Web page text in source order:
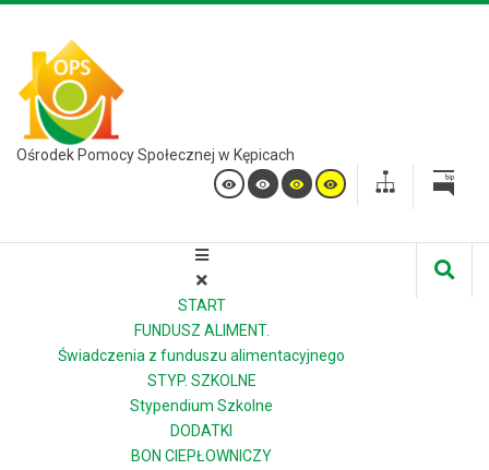
Ośrodek Pomocy Społecznej w Kępicach
START
FUNDUSZ ALIMENT.
Świadczenia z funduszu alimentacyjnego
STYP. SZKOLNE
Stypendium Szkolne
DODATKI
BON CIEPŁOWNICZY